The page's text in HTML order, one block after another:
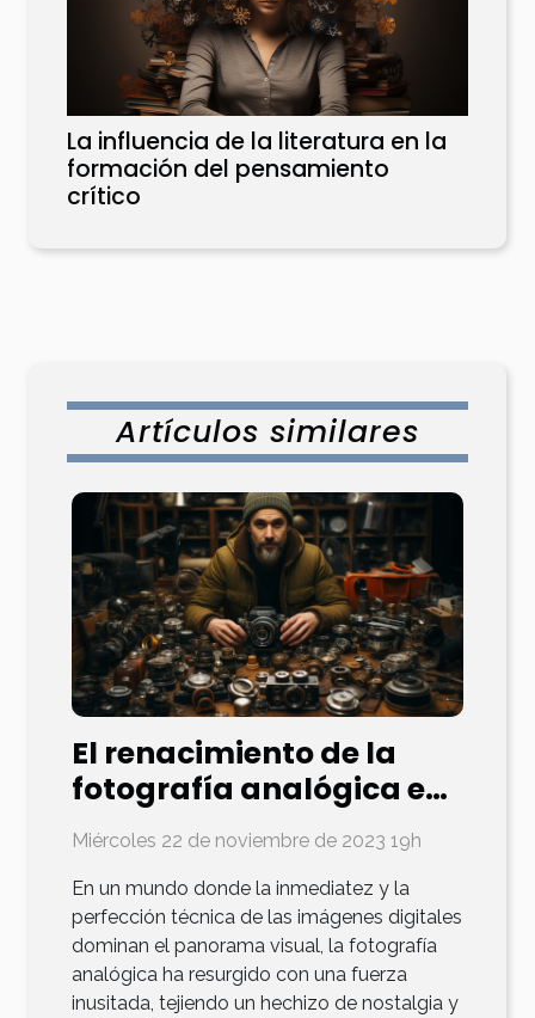
La influencia de la literatura en la
formación del pensamiento
crítico
Artículos similares
El renacimiento de la
fotografía analógica en
la era digital
Miércoles 22 de noviembre de 2023 19h
En un mundo donde la inmediatez y la
perfección técnica de las imágenes digitales
dominan el panorama visual, la fotografía
analógica ha resurgido con una fuerza
inusitada, tejiendo un hechizo de nostalgia y